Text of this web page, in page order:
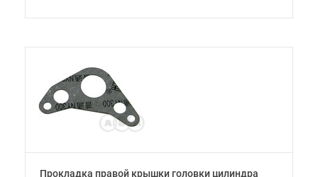
Прокладка правой крышки головки цилиндра